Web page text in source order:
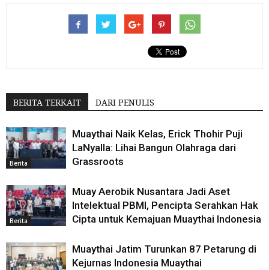
BERITA TERKAIT DARI PENULIS
Berita
Muaythai Naik Kelas, Erick Thohir Puji
LaNyalla: Lihai Bangun Olahraga dari
Grassroots
Berita
Muay Aerobik Nusantara Jadi Aset
Intelektual PBMI, Pencipta Serahkan Hak
Cipta untuk Kemajuan Muaythai Indonesia
Muaythai Jatim Turunkan 87 Petarung di
Kejurnas Indonesia Muaythai